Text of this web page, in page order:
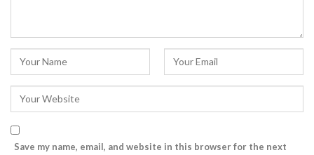
Save my name, email, and website in this browser for the next